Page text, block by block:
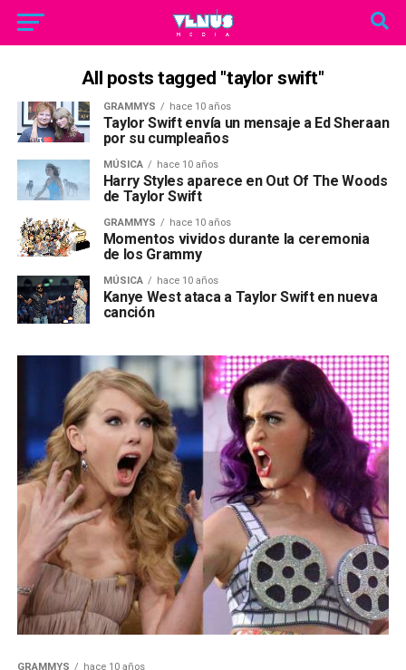
All posts tagged "taylor swift"
GRAMMYS hace 10 años
Taylor Swift envía un mensaje a Ed Sheraan
por su cumpleaños
MÚSICA hace 10 años
Harry Styles aparece en Out Of The Woods
de Taylor Swift
GRAMMYS hace 10 años
Momentos vividos durante la ceremonia
de los Grammy
MÚSICA hace 10 años
Kanye West ataca a Taylor Swift en nueva
canción
GRAMMYS hace 10 años